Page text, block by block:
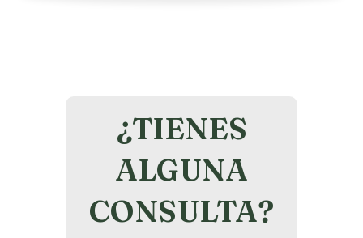
¿TIENES
ALGUNA
CONSULTA?